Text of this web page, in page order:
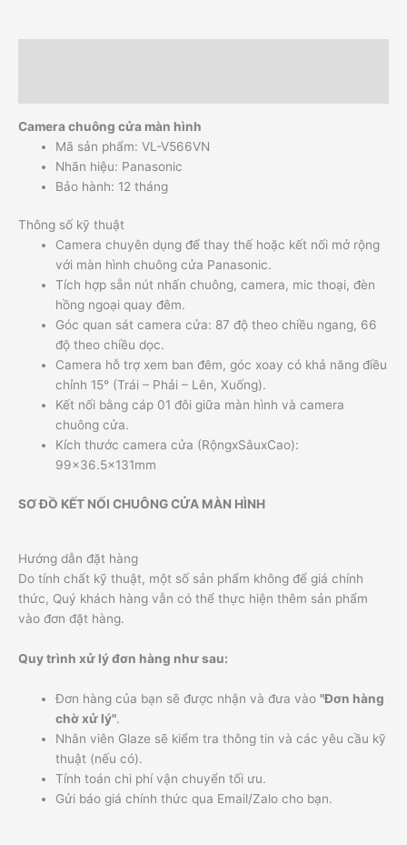
Camera chuông cửa màn hình
Mã sản phẩm: VL-V566VN
Nhãn hiệu: Panasonic
Bảo hành: 12 tháng
Thông số kỹ thuật
Camera chuyên dụng để thay thế hoặc kết nối mở rộng
với màn hình chuông cửa Panasonic.
Tích hợp sẵn nút nhấn chuông, camera, mic thoại, đèn
hồng ngoại quay đêm.
Góc quan sát camera cửa: 87 độ theo chiều ngang, 66
độ theo chiều dọc.
Camera hỗ trợ xem ban đêm, góc xoay có khả năng điều
chỉnh 15° (Trái – Phải – Lên, Xuống).
Kết nối bằng cáp 01 đôi giữa màn hình và camera
chuông cửa.
Kích thước camera cửa (RộngxSâuxCao):
99×36.5x131mm
SƠ ĐỒ KẾT NỐI CHUÔNG CỬA MÀN HÌNH
Hướng dẫn đặt hàng
Do tính chất kỹ thuật, một số sản phẩm không để giá chính
thức, Quý khách hàng vẫn có thể thực hiện thêm sản phẩm
vào đơn đặt hàng.
Quy trình xử lý đơn hàng như sau:
Đơn hàng của bạn sẽ được nhận và đưa vào"Đơn hàng
chờ xử lý".
Nhân viên Glaze sẽ kiểm tra thông tin và các yêu cầu kỹ
thuật (nếu có).
Tính toán chi phí vận chuyển tối ưu.
Gửi báo giá chính thức qua Email/Zalo cho bạn.